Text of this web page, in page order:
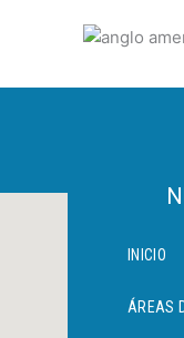
INICIO
ÁREAS